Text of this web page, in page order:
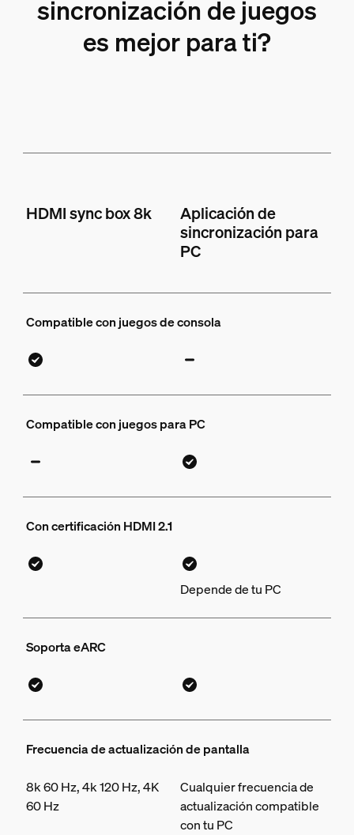
sincronización de juegos
es mejor para ti?
HDMI sync box 8k
Aplicación de
sincronización para
PC
Compatible con juegos de consola
Compatible con juegos para PC
Con certificación HDMI 2.1
Depende de tu PC
Soporta eARC
Frecuencia de actualización de pantalla
8k 60 Hz, 4k 120 Hz, 4K
60 Hz
Cualquier frecuencia de
actualización compatible
con tu PC